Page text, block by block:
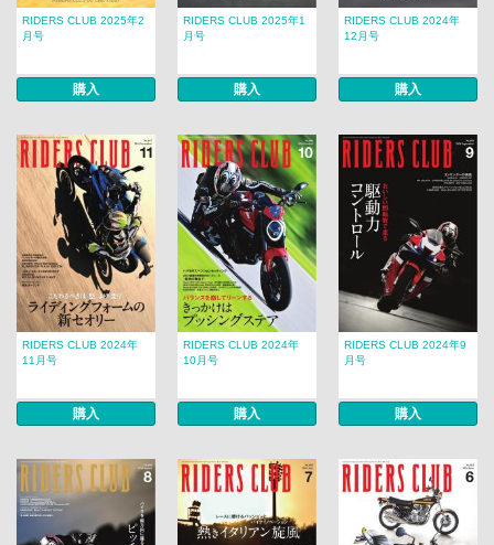
RIDERS CLUB 2025年2
月号
購入
RIDERS CLUB 2025年1
月号
購入
RIDERS CLUB 2024年
12月号
購入
RIDERS CLUB 2024年
11月号
購入
RIDERS CLUB 2024年
10月号
購入
RIDERS CLUB 2024年9
月号
購入